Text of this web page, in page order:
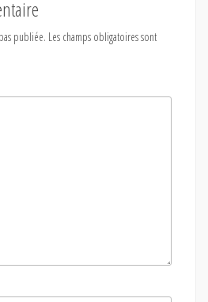
publiée. Les champs obligatoires sont